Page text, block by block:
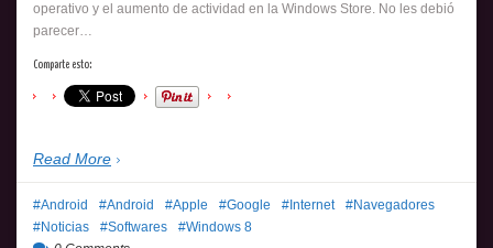
operativo y el aumento de actividad en la Windows Store. No les debió
parecer…
Comparte esto:
Read More
Android Android Apple Google Internet
Navegadores
Noticias
Softwares
Windows 8